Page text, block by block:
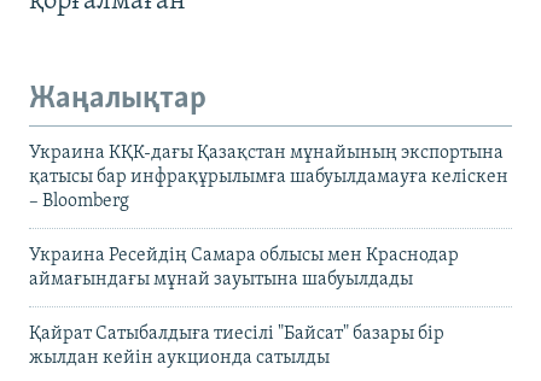
Жаңалықтар
Украина КҚК-дағы Қазақстан мұнайының экспортына
қатысы бар инфрақұрылымға шабуылдамауға келіскен
– Bloomberg
Украина Ресейдің Самара облысы мен Краснодар
аймағындағы мұнай зауытына шабуылдады
Қайрат Сатыбалдыға тиесілі "Байсат" базары бір
жылдан кейін аукционда сатылды